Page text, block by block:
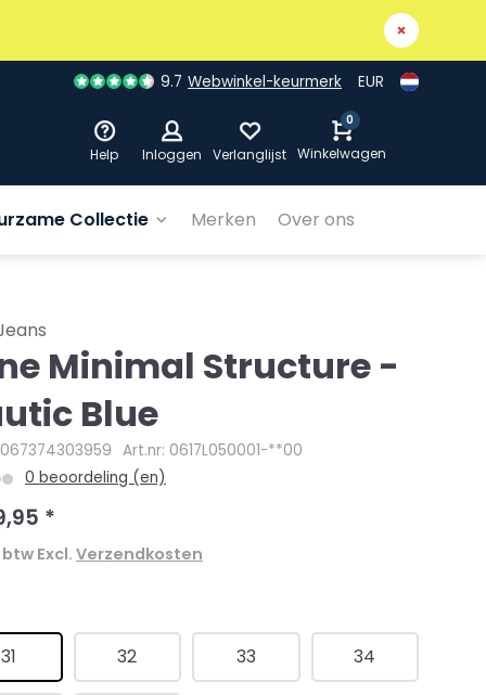
9.7 Webwinkel-keurmerk EUR
Help Inloggen Verlanglijst
0
Winkelwagen
Collectie Merken Over ons
Minimal Structure -
Blue
Art.nr: 0617L050001-**00
0 beoordeling (en)
*
Excl. Verzendkosten
31
32 33 34